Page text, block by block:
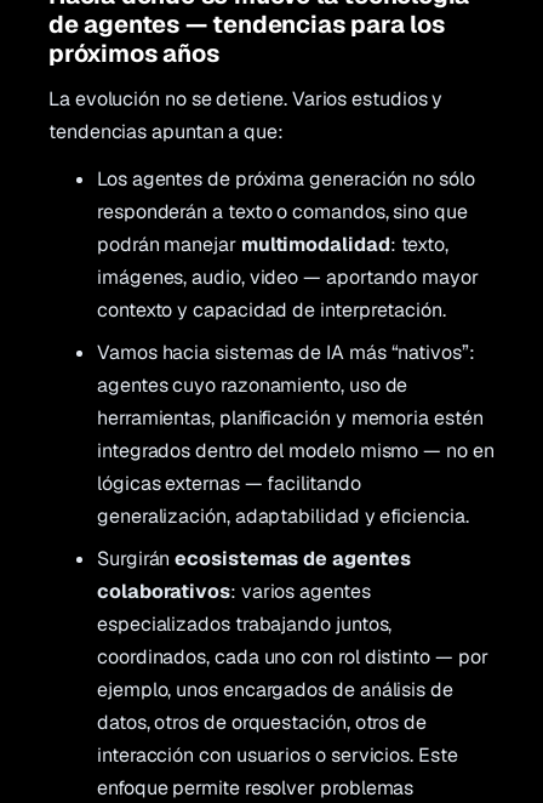
de agentes — tendencias para los
próximos años
La evolución no se detiene. Varios estudios y
tendencias apuntan a que:
Los agentes de próxima generación no sólo
responderán a texto o comandos, sino que
podrán manejar multimodalidad: texto,
imágenes, audio, video — aportando mayor
contexto y capacidad de interpretación.
Vamos hacia sistemas de IA más “nativos”:
agentes cuyo razonamiento, uso de
herramientas, planificación y memoria estén
integrados dentro del modelo mismo — no en
lógicas externas — facilitando
generalización, adaptabilidad y eficiencia.
Surgiránecosistemas de agentes
colaborativos: varios agentes
especializados trabajando juntos,
coordinados, cada uno con rol distinto — por
ejemplo, unos encargados de análisis de
datos, otros de orquestación, otros de
interacción con usuarios o servicios. Este
enfoque permite resolver problemas